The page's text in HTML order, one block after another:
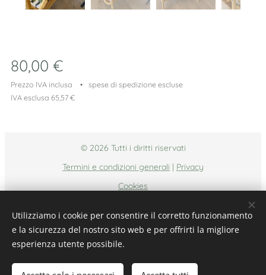
80,00 €
Prezzo IVA inclusa
spese di spedizione escluse
IVA esclusa 65,57 €
© 2026 Tutti i diritti riservati
Termini e condizioni generali
Privacy
Cookies
Lingue
Nederlands
Italiano English
Utilizziamo i cookie per consentire il corretto funzionamento
e la sicurezza del nostro sito web e per offrirti la migliore
esperienza utente possibile.